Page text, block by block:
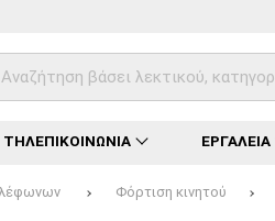
ΤΗΛΕΠΙΚΟΙΝΩΝΙΑ ΕΡΓΑΛΕΙΑ
Φόρτιση κινητού